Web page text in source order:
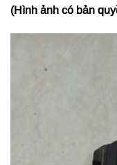
(Hình ảnh có bản